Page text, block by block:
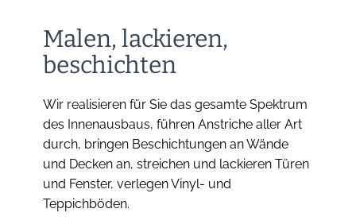
Malen, lackieren,
beschichten
Wir realisieren für Sie das gesamte Spektrum
des Innenausbaus, führen Anstriche aller Art
durch, bringen Beschichtungen an Wände
und Decken an, streichen und lackieren Türen
und Fenster, verlegen Vinyl- und
Teppichböden.